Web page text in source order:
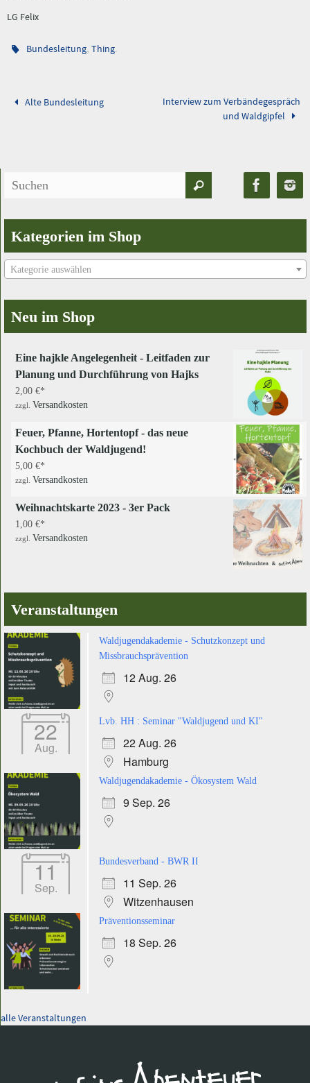
LG Felix
Bundesleitung,Thing.
Alte Bundesleitung
Interview zum Verbändegespräch
und Waldgipfel
Suchen
Kategorien im Shop
Kategorie auswählen
Neu im Shop
Eine hajkle Angelegenheit - Leitfaden zur
Planung und Durchführung von Hajks
2,00 €
zzgl. Versandkosten
Feuer, Pfanne, Hortentopf - das neue
Kochbuch der Waldjugend!
5,00 €
zzgl. Versandkosten
Weihnachtskarte 2023 - 3er Pack
1,00 €
zzgl. Versandkosten
Veranstaltungen
Waldjugendakademie - Schutzkonzept und
Missbrauchsprävention
12 Aug. 26
22
Aug.
Lvb. HH : Seminar "Waldjugend und KI"
22 Aug. 26
Hamburg
Waldjugendakademie - Ökosystem Wald
9 Sep. 26
11
Sep.
Bundesverband - BWR II
11 Sep. 26
Witzenhausen
Präventionsseminar
18 Sep. 26
alle Veranstaltungen